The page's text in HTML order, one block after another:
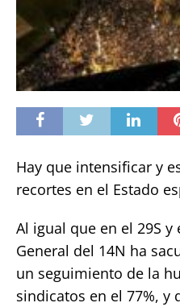
Hay que intensificar y
recortes en el Estado
Al igual que en el 29S y
General del 14N ha
un seguimiento de la
sindicatos en el 77%, y